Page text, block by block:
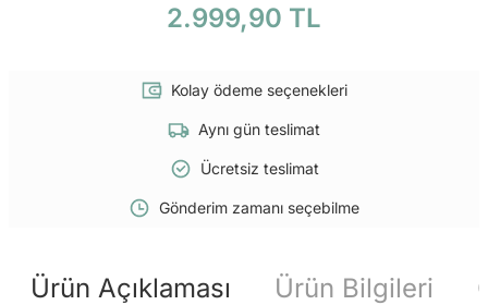
2.999,90 TL
Kolay ödeme seçenekleri
Aynı gün teslimat
Ücretsiz teslimat
Gönderim zamanı seçebilme
Ürün Açıklaması Ürün Bilgileri